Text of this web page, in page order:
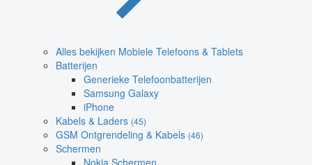
Alles bekijken Mobiele Telefoons & Tablets
Batterijen
Generieke Telefoonbatterijen
Samsung Galaxy
iPhone
Kabels & Laders (45)
GSM Ontgrendeling & Kabels (46)
Schermen
Nokia Schermen